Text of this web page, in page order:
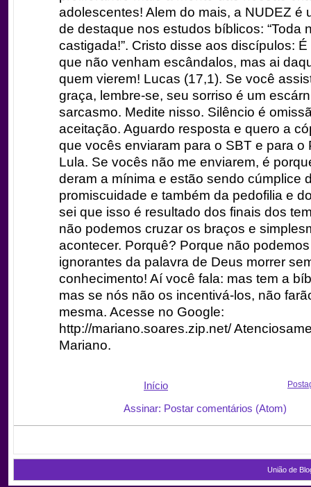
adolescentes! Alem do mais, a NUDEZ é
de destaque nos estudos bíblicos: “Toda
castigada!”. Cristo disse aos discípulos:
que não venham escândalos, mas ai
quem vierem! Lucas (17,1). Se você
graça, lembre-se, seu sorriso é um
sarcasmo. Medite nisso. Silêncio é
aceitação. Aguardo resposta e quero a
que vocês enviaram para o SBT e para o
Lula. Se vocês não me enviarem, é
deram a mínima e estão sendo cúmplice
promiscuidade e também da pedofilia e
sei que isso é resultado dos finais dos
não podemos cruzar os braços e
acontecer. Porquê? Porque não
ignorantes da palavra de Deus morrer
conhecimento! Aí você fala: mas tem a
mas se nós não os incentivá-los, não
mesma. Acesse no Google:
http://mariano.soares.zip.net/
Mariano.
Início
Assinar: Postar comentários (Atom)
União de